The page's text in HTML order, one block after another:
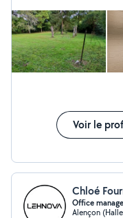
Voir le
Chloé
Office
Alençon